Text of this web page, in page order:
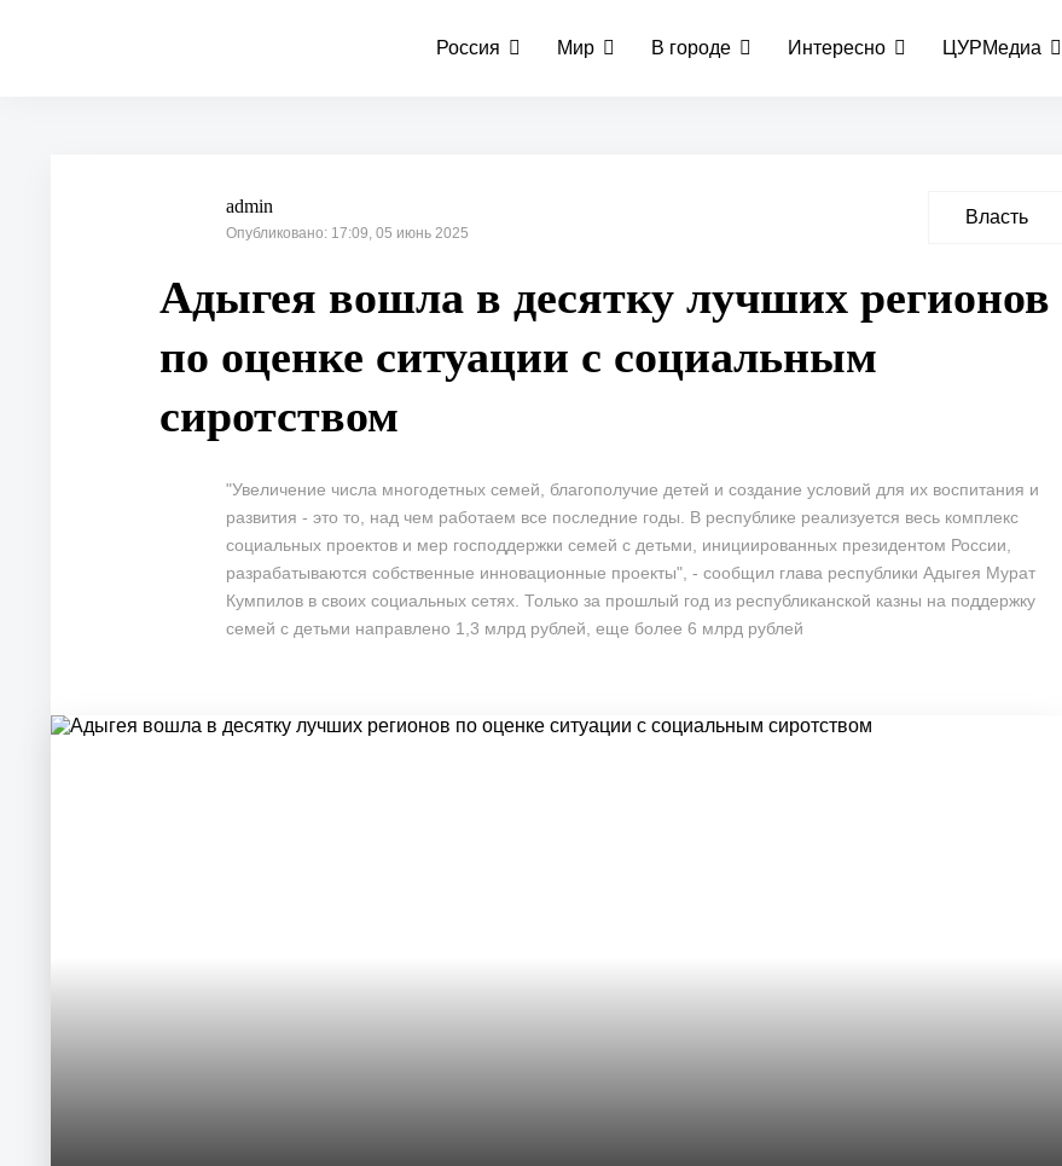
Россия Мир В городе Интересно ЦУРМедиа
admin
Опубликовано: 17:09, 05 июнь 2025
Власть
Адыгея вошла в десятку лучших регионов
по оценке ситуации с социальным
сиротством
"Увеличение числа многодетных семей, благополучие детей и создание условий для их воспитания и
развития - это то, над чем работаем все последние годы. В республике реализуется весь комплекс
социальных проектов и мер господдержки семей с детьми, инициированных президентом России,
разрабатываются собственные инновационные проекты", - сообщил глава республики Адыгея Мурат
Кумпилов в своих социальных сетях. Только за прошлый год из республиканской казны на поддержку
семей с детьми направлено 1,3 млрд рублей, еще более 6 млрд рублей